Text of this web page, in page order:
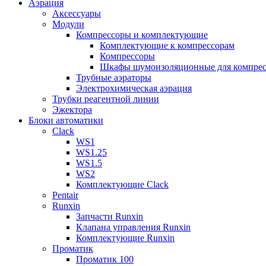
Аэрация
Аксессуары
Модули
Компрессоры и комплектующие
Комплектующие к компрессорам
Компрессоры
Шкафы шумоизоляционные для
Трубные аэраторы
Электрохимическая аэрация
Трубки реагентной линии
Эжектора
Блоки автоматики
Clack
WS1
WS1.25
WS1.5
WS2
Комплектующие Clack
Pentair
Runxin
Запчасти Runxin
Клапана управления Runxin
Комплектующие Runxin
Проматик
Проматик 100